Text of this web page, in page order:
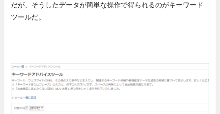
だが、そうしたデータが簡単な操作で得られるのがキーワード
ツールだ。